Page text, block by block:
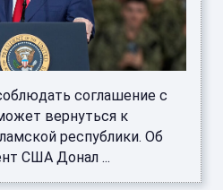
соглашение с
вернуться к
республики. Об
США Донал ...